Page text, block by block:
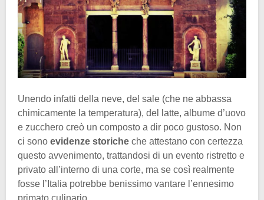
Unendo infatti della neve, del sale (che ne abbassa
chimicamente la temperatura), del latte, albume d’uovo
e zucchero creò un composto a dir poco gustoso. Non
ci sono evidenze storiche che attestano con certezza
questo avvenimento, trattandosi di un evento ristretto e
privato all’interno di una corte, ma se così realmente
fosse l’Italia potrebbe benissimo vantare l’ennesimo
primato culinario.